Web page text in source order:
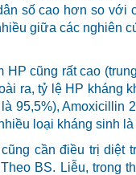
số cao hơn so với
giữa các nghiên
cũng rất cao
ra, tỷ lệ HP kháng
95,5%), Amoxicillin
loại kháng sinh là
cần điều trị diệt
BS. Liễu, trong